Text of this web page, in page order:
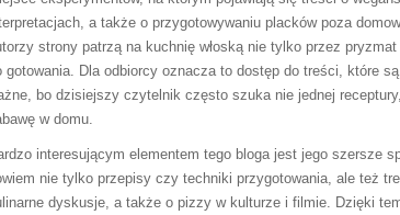
a także o przygotowywaniu placków poza
strony patrzą na kuchnię włoską nie tylko przez
gotowania. Dla odbiorcy oznacza to dostęp do treści, które
bo dzisiejszy czytelnik często szuka nie jednej
w domu.
interesującym elementem tego bloga jest jego szersze
nie tylko przepisy czy techniki przygotowania, ale też
dyskusje, a także o pizzy w kulturze i filmie. Dzięki